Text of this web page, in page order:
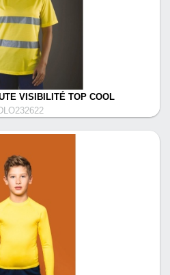
VISIBILITÉ TOP COOL